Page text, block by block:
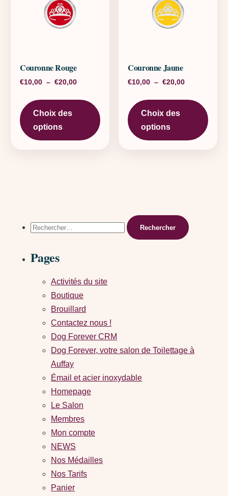
Couronne Rouge
€10,00 – €20,00Plage de prix : €10,00 à €20,00
Choix des
options
Ce produit a plusieurs variations.
Couronne Jaune
€10,00 – €20,00Plage de
Choix des
options
Rechercher :
Pages
Activités du site
Boutique
Brouillard
Contactez nous !
Dog Forever CRM
Dog Forever, votre salon de Toilettage à
Auffay
Émail et acier inoxydable
Homepage
Le Salon
Membres
Mon compte
NEWS
Nos Médailles
Nos Tarifs
Panier